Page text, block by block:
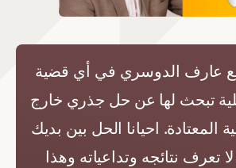
عارف الدوسري في أي قضية
تبحث لها عن حل جذري خارج
المعتادة. احيانا الحل بين بديك
تعرف نتائجه وتداعياته وهذا